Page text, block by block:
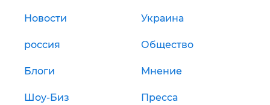
Новости Украина
россия Общество
Блоги Мнение
Шоу-Биз Пресса